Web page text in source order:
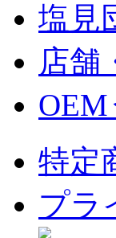
塩見
店舗
特定
プラ